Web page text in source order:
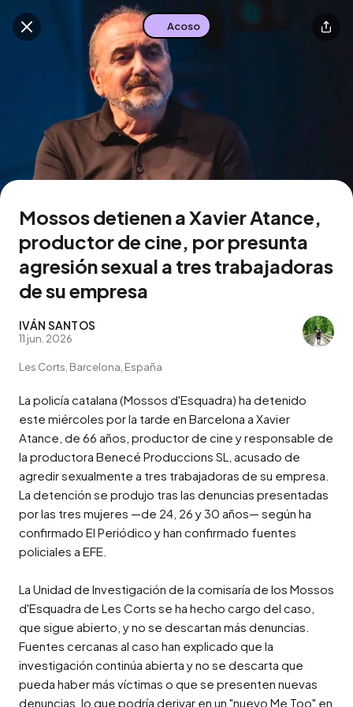
Descarga la app
Buscar en esta zona
Acoso
Mossos detienen a Xavier Atance,
productor de cine, por presunta
agresión sexual a tres trabajadoras
de su empresa
IVÁN SANTOS
11 jun. 2026
Les Corts, Barcelona, España
La policía catalana (Mossos d'Esquadra) ha detenido
este miércoles por la tarde en Barcelona a Xavier
Atance, de 66 años, productor de cine y responsable de
la productora Benecé Produccions SL, acusado de
agredir sexualmente a tres trabajadoras de su empresa.
La detención se produjo tras las denuncias presentadas
por las tres mujeres —de 24, 26 y 30 años— según ha
confirmado El Periódico y han confirmado fuentes
policiales a EFE.
La Unidad de Investigación de la comisaría de los Mossos
d'Esquadra de Les Corts se ha hecho cargo del caso,
que sigue abierto, y no se descartan más denuncias.
Fuentes cercanas al caso han explicado que la
investigación continúa abierta y no se descarta que
pueda haber más víctimas o que se presenten nuevas
denuncias, lo que podría derivar en un "nuevo Me Too" en